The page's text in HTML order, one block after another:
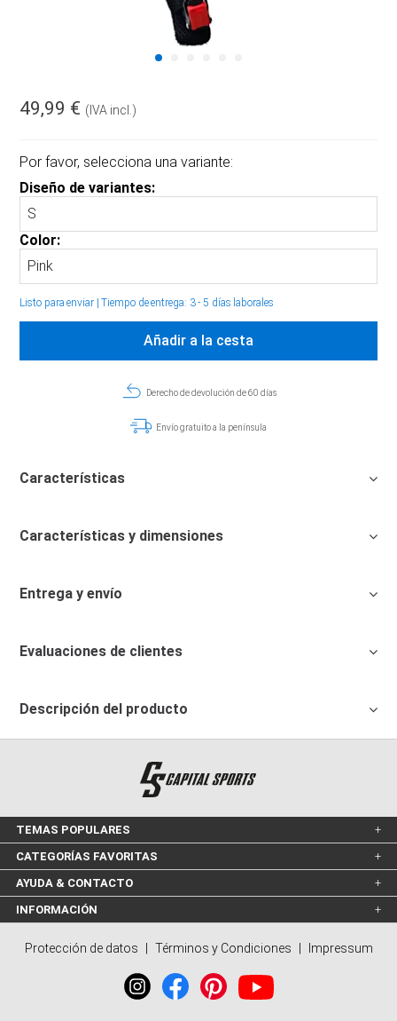
49,99 € (IVA incl.)
Por favor, selecciona una variante:
Diseño de variantes:
Color:
Listo para enviar |Tiempo de entrega: 3 - 5 días laborales
Añadir a la cesta
Derecho de devolución de 60 días
Envío gratuito a la península
Características
Características y dimensiones
Entrega y envío
Evaluaciones de clientes
Descripción del producto
TEMAS POPULARES
CATEGORÍAS FAVORITAS
AYUDA & CONTACTO
INFORMACIÓN
Protección de datos Términos y Condiciones Impressum